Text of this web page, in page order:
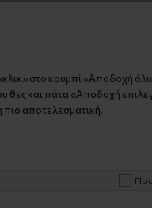
στο κουμπί «Αποδοχή
θες και πάτα «Αποδοχή
πιο αποτελεσματική.